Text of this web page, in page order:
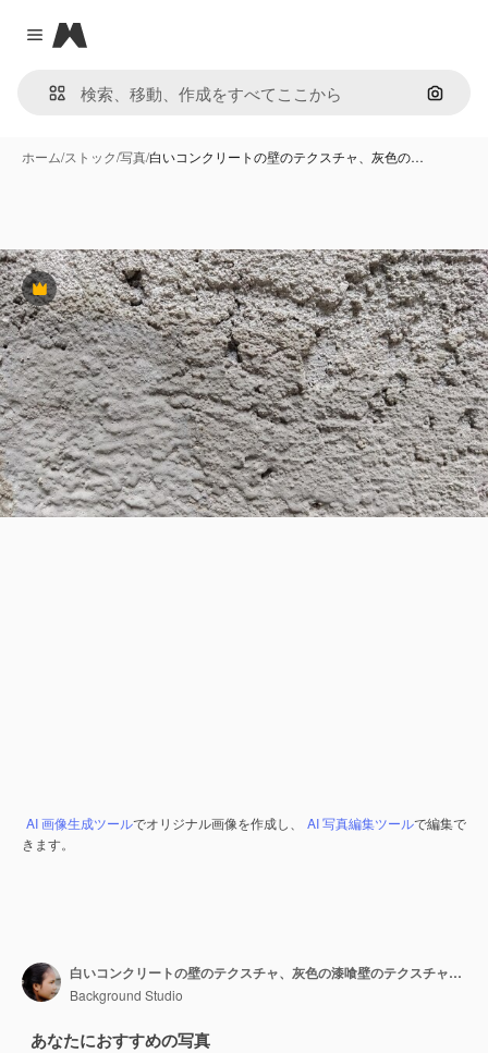
Close menu
Magnific
画像で
ホーム/ストック/写真/白いコンクリートの壁のテクスチャ、灰色の…
Premium
AI 画像生成ツールでオリジナル画像を作成し、 AI 写真編集ツールで編集で
きます。
白いコンクリートの壁のテクスチャ、灰色の漆喰壁のテクスチャまたは背景、乱雑な通りの壁
Background Studio
あなたにおすすめの写真